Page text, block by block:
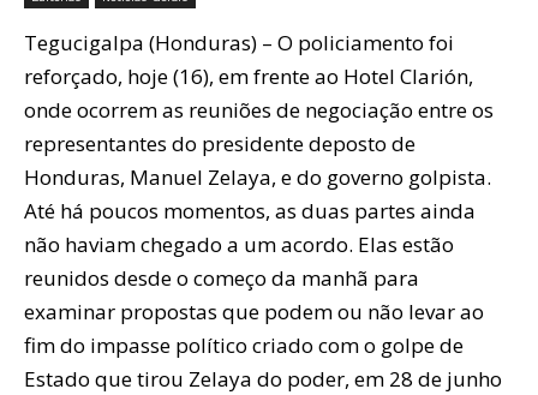
Tegucigalpa (Honduras) – O policiamento foi
reforçado, hoje (16), em frente ao Hotel Clarión,
onde ocorrem as reuniões de negociação entre os
representantes do presidente deposto de
Honduras, Manuel Zelaya, e do governo golpista.
Até há poucos momentos, as duas partes ainda
não haviam chegado a um acordo. Elas estão
reunidos desde o começo da manhã para
examinar propostas que podem ou não levar ao
fim do impasse político criado com o golpe de
Estado que tirou Zelaya do poder, em 28 de junho